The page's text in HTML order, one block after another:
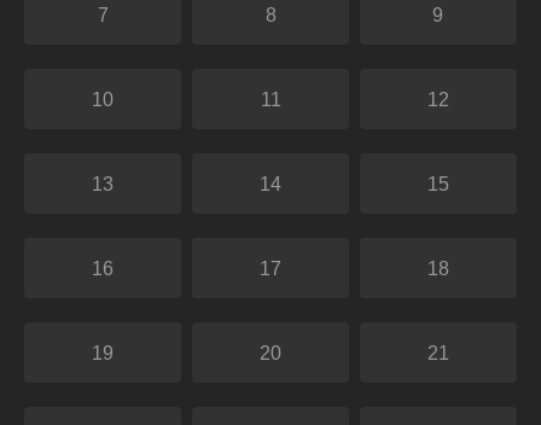
7 8 9
10 11 12
13 14 15
16 17 18
19 20 21